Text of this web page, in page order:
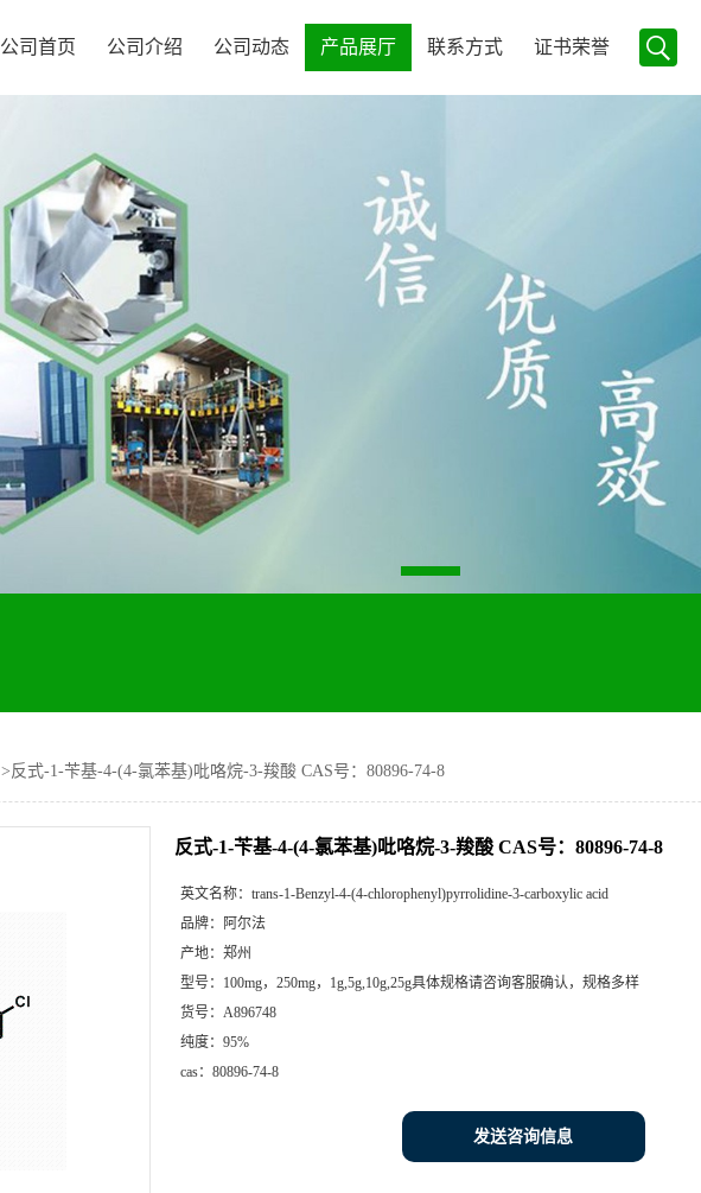
公司首页 公司介绍 公司动态 产品展厅 联系方式 证书荣誉
>反式-1-苄基-4-(4-氯苯基)吡咯烷-3-羧酸 CAS号：80896-74-8
反式-1-苄基-4-(4-氯苯基)吡咯烷-3-羧酸 CAS号：80896-74-8
英文名称： trans-1-Benzyl-4-(4-chlorophenyl)pyrrolidine-3-carboxylic acid
品牌：
阿尔法
产地： 郑州
型号： 100mg，250mg，1g,5g,10g,25g具体规格请咨询客服确认，规格多样
货号： A896748
纯度： 95%
cas： 80896-74-8
发送咨询信息